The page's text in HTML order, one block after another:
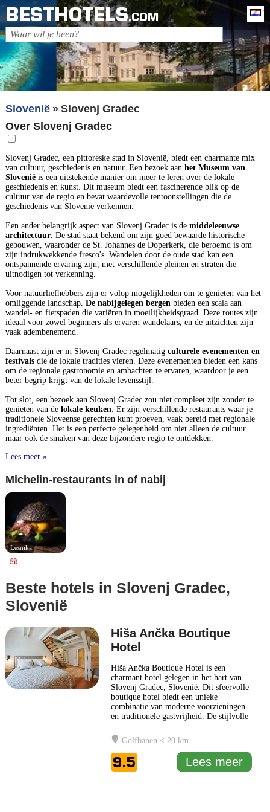
BESTHOTELS.COM
Slovenië
Slovenj Gradec
Over Slovenj Gradec
Slovenj Gradec, een pittoreske stad in Slovenië, biedt een charmante mix
van cultuur, geschiedenis en natuur. Een bezoek aan het Museum van
Sloveniëis een uitstekende manier om meer te leren over de lokale
geschiedenis en kunst. Dit museum biedt een fascinerende blik op de
cultuur van de regio en bevat waardevolle tentoonstellingen die de
geschiedenis van Slovenië verkennen.
Een ander belangrijk aspect van Slovenj Gradec is de middeleeuwse
architectuur. De stad staat bekend om zijn goed bewaarde historische
gebouwen, waaronder de St. Johannes de Doperkerk, die beroemd is om
zijn indrukwekkende fresco's. Wandelen door de oude stad kan een
ontspannende ervaring zijn, met verschillende pleinen en straten die
uitnodigen tot verkenning.
Voor natuurliefhebbers zijn er volop mogelijkheden om te genieten van het
omliggende landschap. De nabijgelegen bergenbieden een scala aan
wandel- en fietspaden die variëren in moeilijkheidsgraad. Deze routes zijn
ideaal voor zowel beginners als ervaren wandelaars, en de uitzichten zijn
vaak adembenemend.
Daarnaast zijn er in Slovenj Gradec regelmatig culturele evenementen en
festivalsdie de lokale tradities vieren. Deze evenementen bieden een kans
om de regionale gastronomie en ambachten te ervaren, waardoor je een
beter begrip krijgt van de lokale levensstijl.
Tot slot, een bezoek aan Slovenj Gradec zou niet compleet zijn zonder te
genieten van de lokale keuken. Er zijn verschillende restaurants waar je
traditionele Sloveense gerechten kunt proeven, vaak bereid met regionale
ingrediënten. Het is een perfecte gelegenheid om niet alleen de cultuur
maar ook de smaken van deze bijzondere regio te ontdekken.
Lees meer »
Michelin-restaurants in of nabij
Lesnika
Beste hotels in Slovenj Gradec,
Slovenië
Hiša Ančka Boutique
Hotel
Hiša Ančka Boutique Hotel is een
charmant hotel gelegen in het hart van
Slovenj Gradec, Slovenië. Dit sfeervolle
boutique hotel biedt een unieke
combinatie van moderne voorzieningen
en traditionele gastvrijheid. De stijlvolle
creëren een warme en uitnodigende
ambiance voor gasten die op zoek zijn
naar een bijzondere verblijfservaring. De
kamers in Hiša Ančka
... Lees meer
Golfbanen < 20 km
9.5 Lees meer